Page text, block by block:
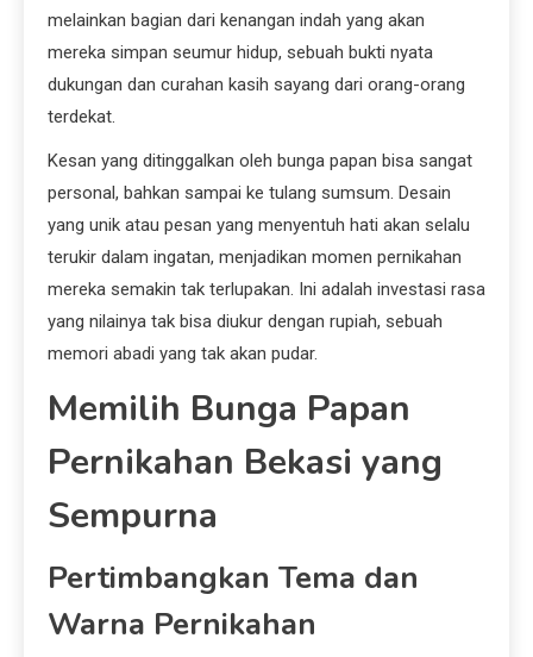
melainkan bagian dari kenangan indah yang akan
mereka simpan seumur hidup, sebuah bukti nyata
dukungan dan curahan kasih sayang dari orang-orang
terdekat.
Kesan yang ditinggalkan oleh bunga papan bisa sangat
personal, bahkan sampai ke tulang sumsum. Desain
yang unik atau pesan yang menyentuh hati akan selalu
terukir dalam ingatan, menjadikan momen pernikahan
mereka semakin tak terlupakan. Ini adalah investasi rasa
yang nilainya tak bisa diukur dengan rupiah, sebuah
memori abadi yang tak akan pudar.
Memilih Bunga Papan
Pernikahan Bekasi yang
Sempurna
Pertimbangkan Tema dan
Warna Pernikahan